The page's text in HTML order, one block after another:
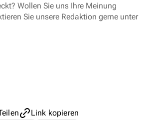
Wollen Sie uns Ihre Meinung
Sie unsere Redaktion gerne unter
Link kopieren